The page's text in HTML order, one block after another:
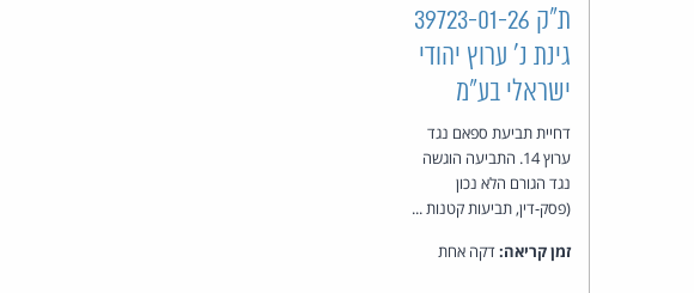
ת"ק 39723-01-26
גינת נ' ערוץ יהודי
ישראלי בע"מ
דחיית תביעת ספאם נגד
ערוץ 14. התביעה הוגשה
נגד הגורם הלא נכון
(פסק-דין, תביעות קטנות ...
זמן קריאה:דקה אחת